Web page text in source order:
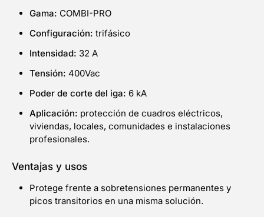
Gama: COMBI-PRO
Configuración: trifásico
Intensidad: 32 A
Tensión: 400Vac
Poder de corte del iga: 6 kA
Aplicación: protección de cuadros eléctricos,
viviendas, locales, comunidades e instalaciones
profesionales.
Ventajas y usos
Protege frente a sobretensiones permanentes y
picos transitorios en una misma solución.